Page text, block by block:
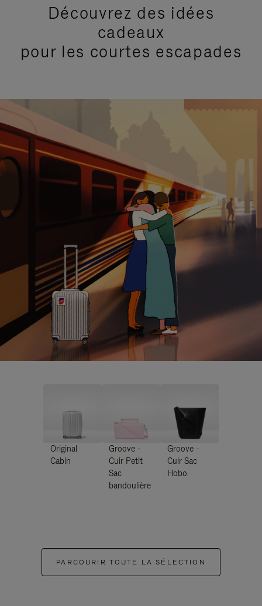
Découvrez des idées
cadeaux
pour les courtes escapades
Original
Cabin
Groove -
Cuir Petit
Sac
bandoulière
Groove -
Cuir Sac
Hobo
PARCOURIR TOUTE LA SÉLECTION